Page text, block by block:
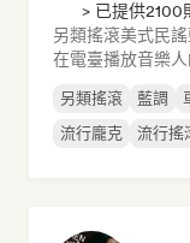
> 已提供2100
另類搖滾美式民謠
在電臺播放音樂
另類搖滾 藍調
流行龐克
流行搖